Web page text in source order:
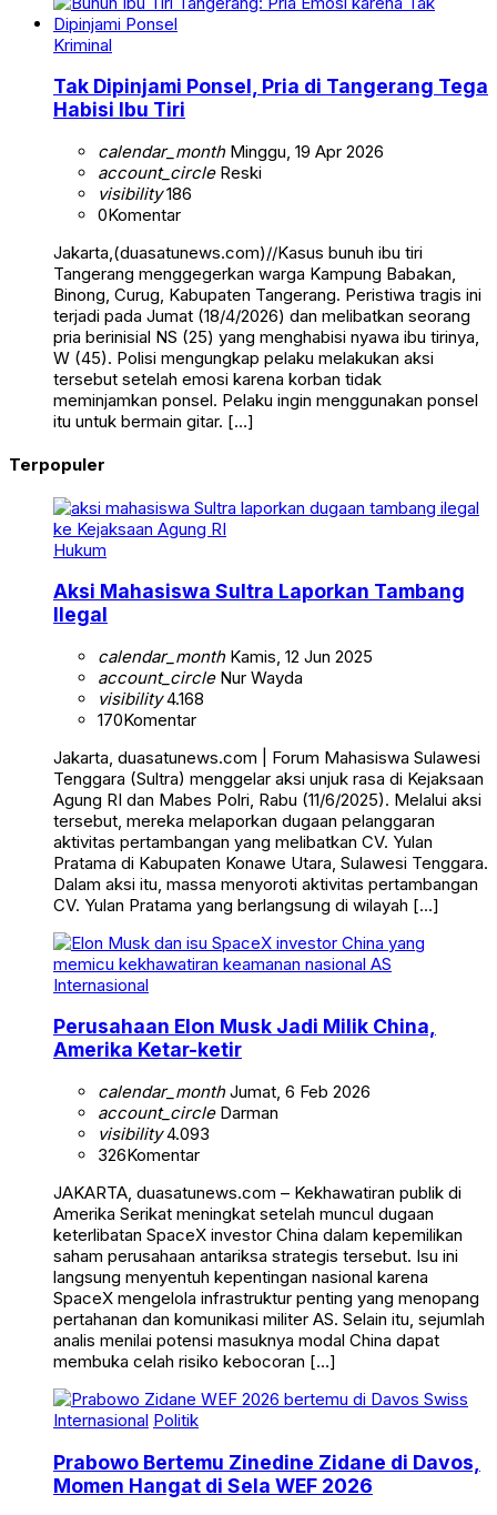
Kriminal
Tak Dipinjami Ponsel, Pria di Tangerang Tega
Habisi Ibu Tiri
calendar_monthMinggu, 19 Apr 2026
account_circleReski
visibility186
0Komentar
Jakarta,(duasatunews.com)//Kasus bunuh ibu tiri
Tangerang menggegerkan warga Kampung Babakan,
Binong, Curug, Kabupaten Tangerang. Peristiwa tragis ini
terjadi pada Jumat (18/4/2026) dan melibatkan seorang
pria berinisial NS (25) yang menghabisi nyawa ibu tirinya,
W (45). Polisi mengungkap pelaku melakukan aksi
tersebut setelah emosi karena korban tidak
meminjamkan ponsel. Pelaku ingin menggunakan ponsel
itu untuk bermain gitar. […]
Terpopuler
Hukum
Aksi Mahasiswa Sultra Laporkan Tambang
Ilegal
calendar_monthKamis, 12 Jun 2025
account_circleNur Wayda
visibility4.168
170Komentar
Jakarta, duasatunews.com | Forum Mahasiswa Sulawesi
Tenggara (Sultra) menggelar aksi unjuk rasa di Kejaksaan
Agung RI dan Mabes Polri, Rabu (11/6/2025). Melalui aksi
tersebut, mereka melaporkan dugaan pelanggaran
aktivitas pertambangan yang melibatkan CV. Yulan
Pratama di Kabupaten Konawe Utara, Sulawesi Tenggara.
Dalam aksi itu, massa menyoroti aktivitas pertambangan
CV. Yulan Pratama yang berlangsung di wilayah […]
Internasional
Perusahaan Elon Musk Jadi Milik China,
Amerika Ketar-ketir
calendar_monthJumat, 6 Feb 2026
account_circleDarman
visibility4.093
326Komentar
JAKARTA, duasatunews.com – Kekhawatiran publik di
Amerika Serikat meningkat setelah muncul dugaan
keterlibatan SpaceX investor China dalam kepemilikan
saham perusahaan antariksa strategis tersebut. Isu ini
langsung menyentuh kepentingan nasional karena
SpaceX mengelola infrastruktur penting yang menopang
pertahanan dan komunikasi militer AS. Selain itu, sejumlah
analis menilai potensi masuknya modal China dapat
membuka celah risiko kebocoran […]
Internasional Politik
Prabowo Bertemu Zinedine Zidane di Davos,
Momen Hangat di Sela WEF 2026